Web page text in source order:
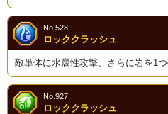
ロッククラッシュ
No.528
敵単体に水属性攻撃、さらに岩を1
ロッククラッシュ
No.927